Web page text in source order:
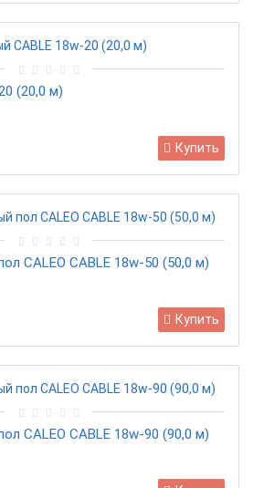
(20,0 м)
Купить
CALEO CABLE 18w-50 (50,0 м)
Купить
CALEO CABLE 18w-90 (90,0 м)